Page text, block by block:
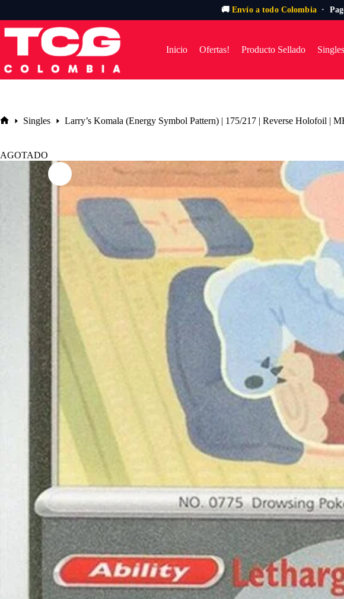
🚚 Envío a todo Colombia·
al
Inicio Ofertas! Producto Sellado Singles
Singles Larry’s Komala (Energy Symbol Pattern) | 175/217 | Reverse Holofoil |
AGOTADO